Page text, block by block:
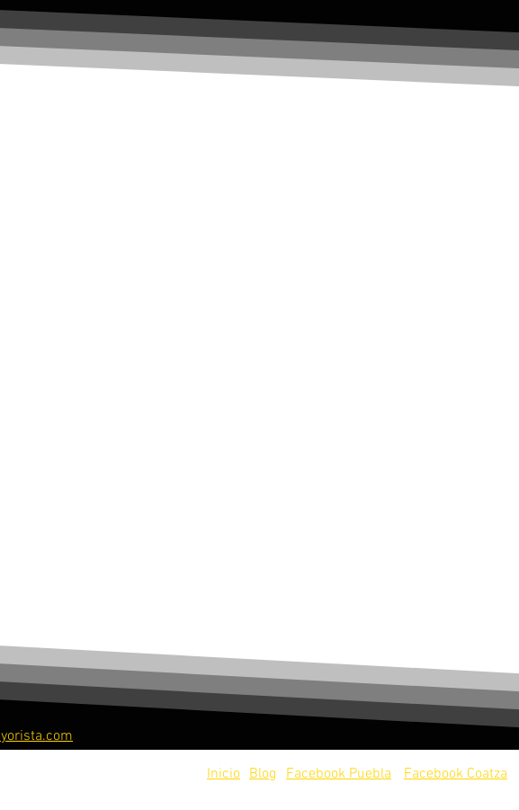
Inicio Blog Facebook Puebla Facebook Coatza